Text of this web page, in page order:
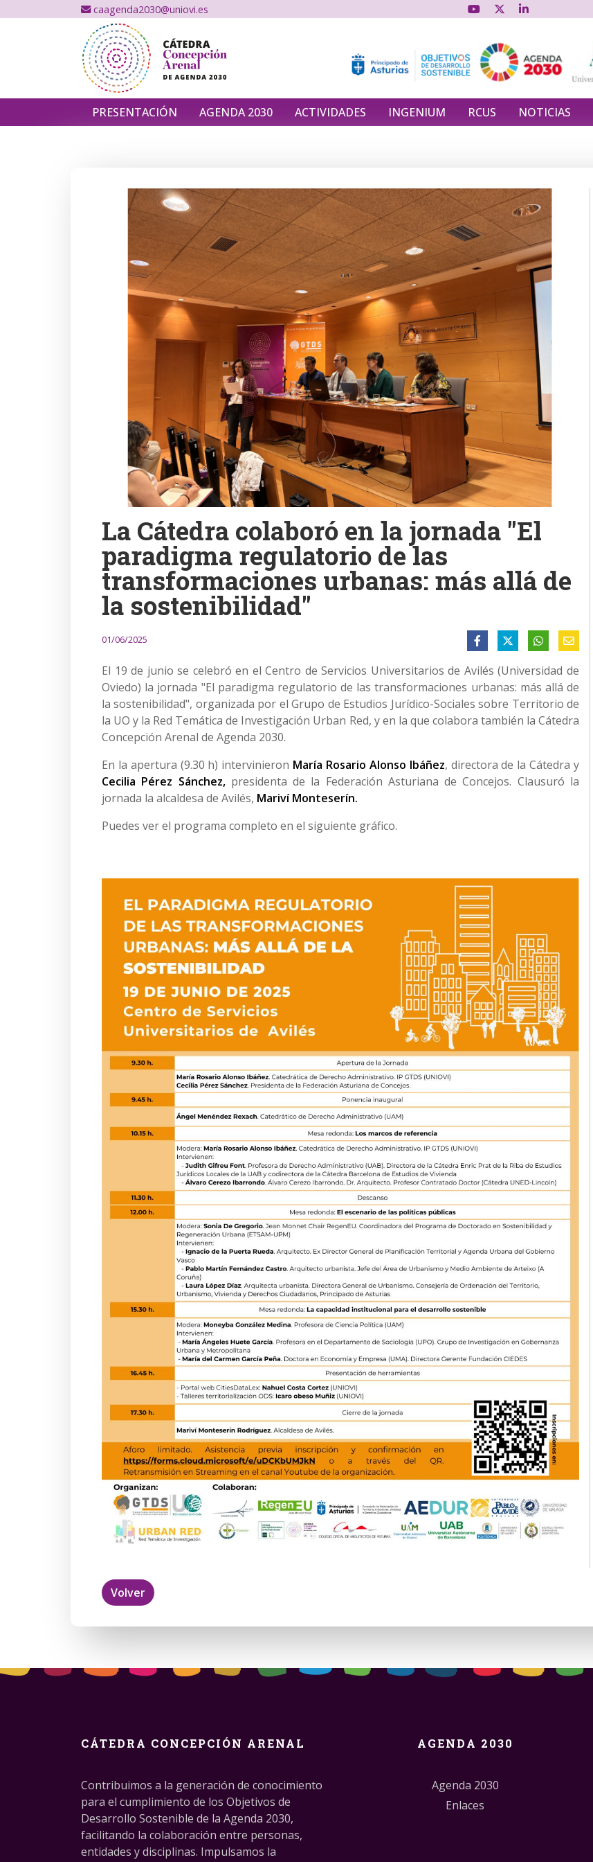
caagenda2030@uniovi.es
PRESENTACIÓN AGENDA 2030 ACTIVIDADES INGENIUM RCUS NOTICIAS
La Cátedra colaboró en la jornada "El
paradigma regulatorio de las
transformaciones urbanas: más allá de
la sostenibilidad"
01/06/2025
El 19 de junio se celebró en el Centro de Servicios Universitarios de Avilés (Universidad de
Oviedo) la jornada "El paradigma regulatorio de las transformaciones urbanas: más allá de
la sostenibilidad", organizada por el Grupo de Estudios Jurídico-Sociales sobre Territorio de
la UO y la Red Temática de Investigación Urban Red, y en la que colabora también la Cátedra
Concepción Arenal de Agenda 2030.
En la apertura (9.30 h) intervinieron María Rosario Alonso Ibáñez, directora de la Cátedra y
Cecilia Pérez Sánchez,presidenta de la Federación Asturiana de Concejos. Clausuró la
jornada la alcaldesa de Avilés, Mariví Monteserín.
Puedes ver el programa completo en el siguiente gráfico.
Volver
CÁTEDRA CONCEPCIÓN ARENAL
Contribuimos a la generación de conocimiento
para el cumplimiento de los Objetivos de
Desarrollo Sostenible de la Agenda 2030,
facilitando la colaboración entre personas,
entidades y disciplinas. Impulsamos la
AGENDA 2030
Agenda 2030
Enlaces